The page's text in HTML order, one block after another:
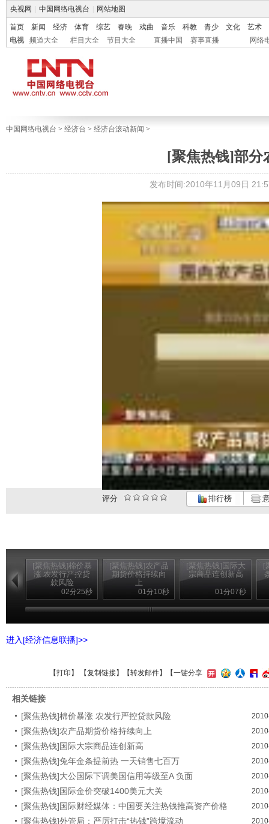
央视网 中国网络电视台 网站地图
首页 新闻 经济 体育 综艺 春晚 戏曲 音乐 科教 青少 文化
艺术
电视
频道大全 栏目大全 节目大全 直播中国 赛事直播 网络
中国网络电视台 > 经济台 > 经济台滚动新闻 >
[聚焦热钱]部分
发布时间:2010年11月09日
评分 排行榜
[聚焦热钱]棉价暴
涨 农发行严控贷
款风险
02分25秒
[聚焦热钱]农产品
期货价格持续向
上
01分10秒
[聚焦热钱]国际大
宗商品连创新高
01分07秒
[
进入[经济信息联播]>>
【打印 】 【复制链接】【转发邮件】 【一键分享
相关链接
[聚焦热钱]棉价暴涨 农发行严控贷款风险
[聚焦热钱]农产品期货价格持续向上
[聚焦热钱]国际大宗商品连创新高
[聚焦热钱]兔年金条提前热 一天销售七百万
[聚焦热钱]大公国际下调美国信用等级至A 负面
[聚焦热钱]国际金价突破1400美元大关
[聚焦热钱]国际财经媒体：中国要关注热钱推高资产价格
[聚焦热钱]外管局：严厉打击“热钱”跨境流动